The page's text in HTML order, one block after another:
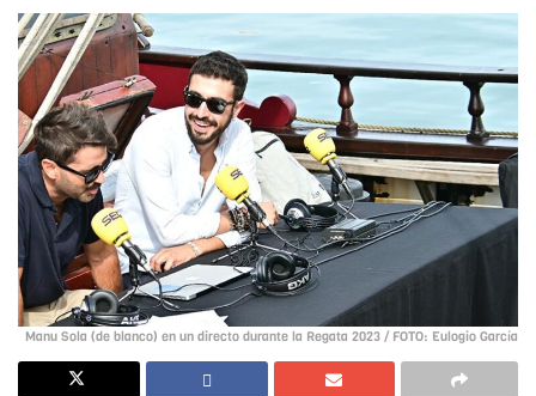
Manu Sola (de blanco) en un directo durante la Regata 2023 / FOTO: Eulogio García